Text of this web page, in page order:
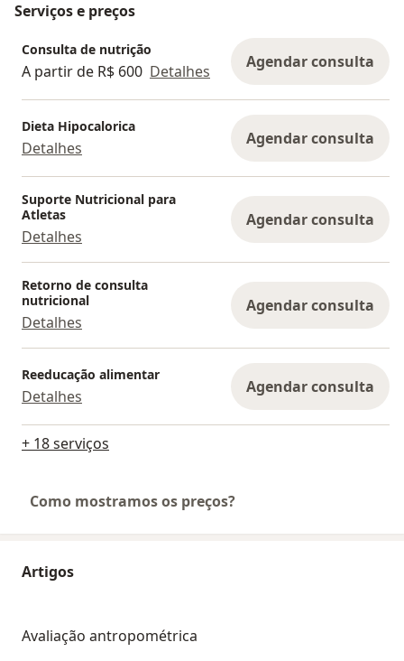
Serviços e preços
Consulta de nutrição
A partir de R$ 600 Detalhes Agendar consulta
Dieta Hipocalorica
Detalhes Agendar consulta
Suporte Nutricional para
Atletas
Detalhes
Agendar consulta
Retorno de consulta
nutricional
Detalhes
Agendar consulta
Reeducação alimentar
Detalhes Agendar consulta
+ 18 serviços
Como mostramos os preços?
Artigos
Avaliação antropométrica